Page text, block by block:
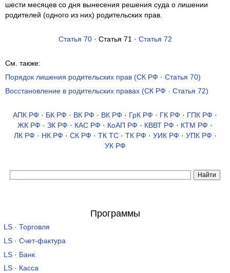
шести месяцев со дня вынесения решения суда о лишении
родителей (одного из них) родительских прав.
Статья 70· Статья 71 · Статья 72
См. также:
Порядок лишения родительских прав (СК РФ · Статья 70)
Восстановление в родительских правах (СК РФ · Статья 72)
АПК РФ · БК РФ · ВК РФ · ВК РФ · ГрК РФ · ГК РФ · ГПК РФ ·
ЖК РФ · ЗК РФ · КАС РФ · КоАП РФ · КВВТ РФ · КТМ РФ ·
ЛК РФ · НК РФ · СК РФ · ТК TC· ТК РФ · УИК РФ · УПК РФ ·
УК РФ
Программы
LS · Торговля
LS · Счет-фактура
LS · Банк
LS · Касса